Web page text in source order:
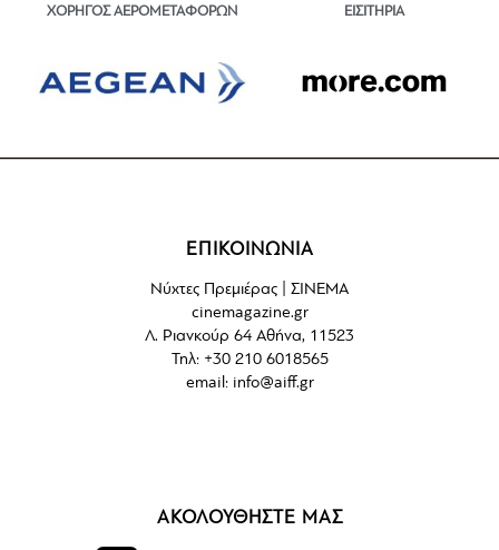
ΧΟΡΗΓΟΣ ΑΕΡΟΜΕΤΑΦΟΡΩΝ ΕΙΣΙΤΗΡΙΑ
ΕΠΙΚΟΙΝΩΝΙΑ
Νύχτες Πρεμιέρας | ΣΙΝΕΜΑ
cinemagazine.gr
Λ. Ριανκούρ 64 Αθήνα, 11523
Τηλ: +30 210 6018565
email: info@aiff.gr
ΑΚΟΛΟΥΘΗΣΤΕ ΜΑΣ